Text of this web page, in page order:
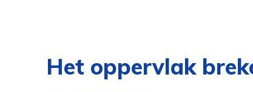
Het oppervlak